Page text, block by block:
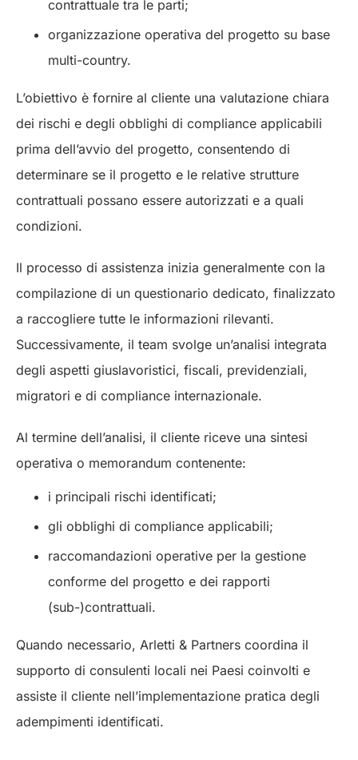
contrattuale tra le parti;
organizzazione operativa del progetto su base
multi-country.
L’obiettivo è fornire al cliente una valutazione chiara
dei rischi e degli obblighi di compliance applicabili
prima dell’avvio del progetto, consentendo di
determinare se il progetto e le relative strutture
contrattuali possano essere autorizzati e a quali
condizioni.
Il processo di assistenza inizia generalmente con la
compilazione di un questionario dedicato, finalizzato
a raccogliere tutte le informazioni rilevanti.
Successivamente, il team svolge un’analisi integrata
degli aspetti giuslavoristici, fiscali, previdenziali,
migratori e di compliance internazionale.
Al termine dell’analisi, il cliente riceve una sintesi
operativa o memorandum contenente:
i principali rischi identificati;
gli obblighi di compliance applicabili;
raccomandazioni operative per la gestione
conforme del progetto e dei rapporti
(sub-)contrattuali.
Quando necessario, Arletti & Partners coordina il
supporto di consulenti locali nei Paesi coinvolti e
assiste il cliente nell’implementazione pratica degli
adempimenti identificati.